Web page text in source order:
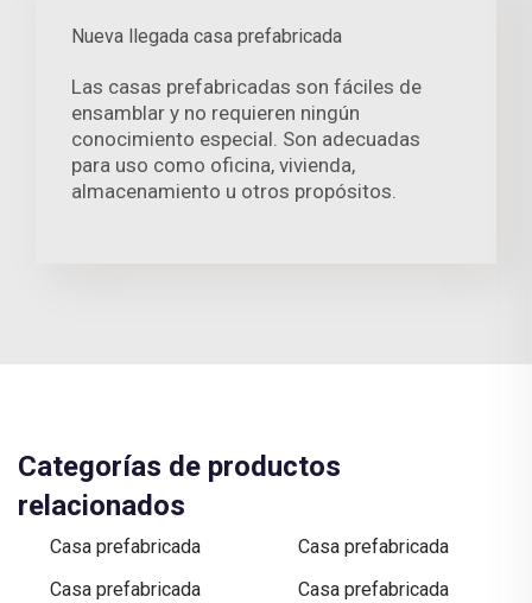
Nueva llegada casa prefabricada
Las casas prefabricadas son fáciles de
ensamblar y no requieren ningún
conocimiento especial. Son adecuadas
para uso como oficina, vivienda,
almacenamiento u otros propósitos.
Categorías de productos
relacionados
Casa prefabricada
Casa prefabricada
Casa prefabricada
Casa prefabricada